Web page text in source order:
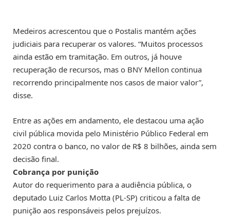
Medeiros acrescentou que o Postalis mantém ações
judiciais para recuperar os valores. “Muitos processos
ainda estão em tramitação. Em outros, já houve
recuperação de recursos, mas o BNY Mellon continua
recorrendo principalmente nos casos de maior valor”,
disse.
Entre as ações em andamento, ele destacou uma ação
civil pública movida pelo Ministério Público Federal em
2020 contra o banco, no valor de R$ 8 bilhões, ainda sem
decisão final.
Cobrança por punição
Autor do requerimento para a audiência pública, o
deputado Luiz Carlos Motta (PL-SP) criticou a falta de
punição aos responsáveis pelos prejuízos.